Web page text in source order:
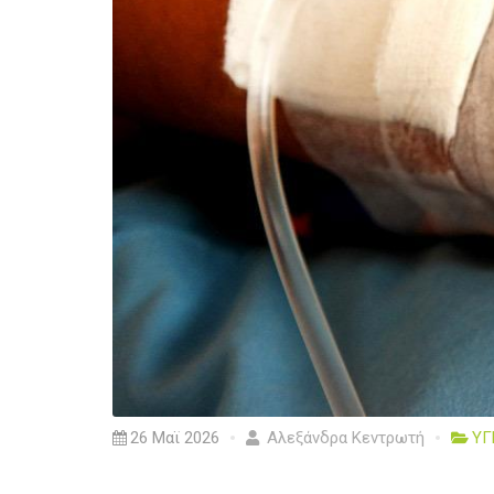
26 Μαϊ 2026 Αλεξάνδρα Κεντρωτή